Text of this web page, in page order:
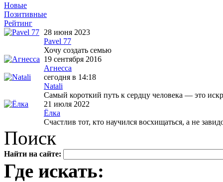
Новые
Позитивные
Рейтинг
28 июня 2023
Pavel 77
Хочу создать семью
19 сентября 2016
Агнесса
сегодня в 14:18
Natali
Самый короткий путь к сердцу человека — это
21 июля 2022
Ёлка
Счастлив тот, кто научился восхищаться, а не
Поиск
Найти на сайте:
Где искать: